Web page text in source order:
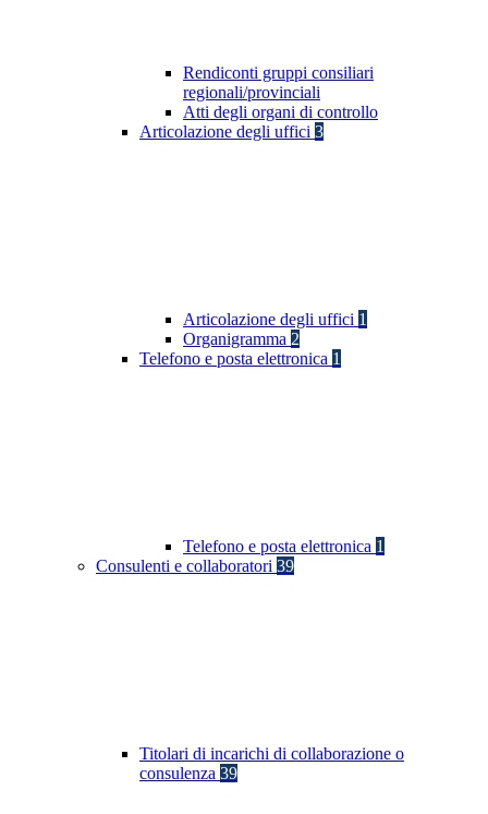
Rendiconti gruppi consiliari
regionali/provinciali
Atti degli organi di controllo
Articolazione degli uffici 3
Articolazione degli uffici 1
Organigramma 2
Telefono e posta elettronica 1
Telefono e posta elettronica 1
Consulenti e collaboratori 39
Titolari di incarichi di collaborazione o
consulenza 39